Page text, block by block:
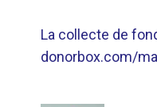
La collecte de
donorbox.com/